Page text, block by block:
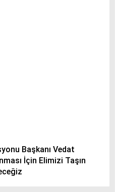
Başkanı Vedat
İçin Elimizi Taşın